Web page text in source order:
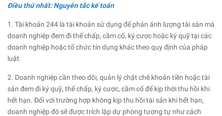
Điều thứ nhất: Nguyên tắc kế toán
1. Tài khoản 244 là tài khoản sử dụng để phản ánh lượng tài sản mà
doanh nghiệp đem đi thế chấp, cầm cố, ký cược hoặc ký quỹ tại các
doanh nghiệp hoặc tổ chức tín dụng khác theo quy định của pháp
luật.
2. Doanh nghiệp cần theo dõi, quản lý chặt chẽ khoản tiền hoặc tài
sản đem đi ký quỹ, thế chấp, ký cược, cầm cố để kịp thời thu hồi khi
hết hạn. Đối với trường hợp không kịp thu hồi tài sản khi hết hạn,
doanh nghiệp đó sẽ được trích lập dự phòng tương tự như cách